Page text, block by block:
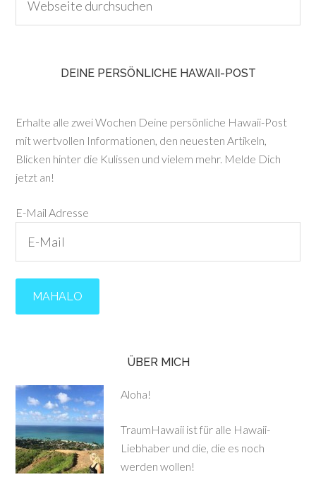
DEINE PERSÖNLICHE HAWAII-POST
Erhalte alle zwei Wochen Deine persönliche Hawaii-Post
mit wertvollen Informationen, den neuesten Artikeln,
Blicken hinter die Kulissen und vielem mehr. Melde Dich
jetzt an!
E-Mail Adresse
ÜBER MICH
Aloha!
TraumHawaii ist für alle Hawaii-
Liebhaber und die, die es noch
werden wollen!